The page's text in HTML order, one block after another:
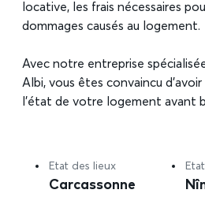
locative, les frais nécessaires
dommages causés au logement.
Avec notre entreprise
Albi, vous êtes convaincu
l’état de votre logement avant
Etat des lieux
Carcassonne